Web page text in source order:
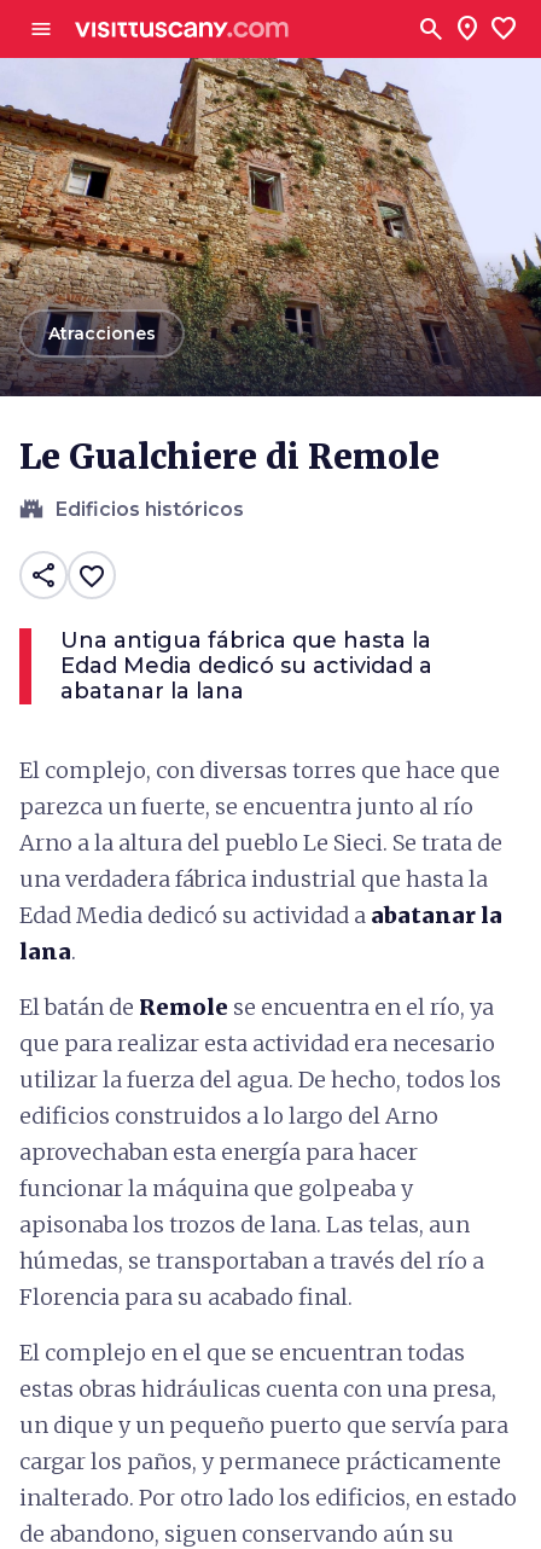
menu search location_on favorite
arrow_backAtracciones
Le Gualchiere di Remole
castle Edificios históricos
share favorite_border
Una antigua fábrica que hasta la
Edad Media dedicó su actividad a
abatanar la lana
El complejo, con diversas torres que hace que
parezca un fuerte, se encuentra junto al río
Arno a la altura del pueblo Le Sieci. Se trata de
una verdadera fábrica industrial que hasta la
Edad Media dedicó su actividad a abatanar la
lana.
El batán de Remole se encuentra en el río, ya
que para realizar esta actividad era necesario
utilizar la fuerza del agua. De hecho, todos los
edificios construidos a lo largo del Arno
aprovechaban esta energía para hacer
funcionar la máquina que golpeaba y
apisonaba los trozos de lana. Las telas, aun
húmedas, se transportaban a través del río a
Florencia para su acabado final.
El complejo en el que se encuentran todas
estas obras hidráulicas cuenta con una presa,
un dique y un pequeño puerto que servía para
cargar los paños, y permanece prácticamente
inalterado. Por otro lado los edificios, en estado
de abandono, siguen conservando aún su